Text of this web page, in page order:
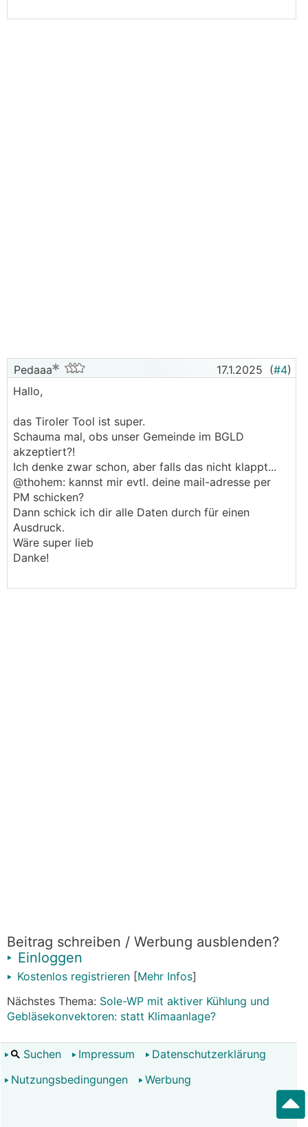
Pedaaa 17.1.2025 (#4)
Hallo,
das Tiroler Tool ist super.
Schauma mal, obs unser Gemeinde im BGLD
akzeptiert?!
Ich denke zwar schon, aber falls das nicht klappt...
@thohem: kannst mir evtl. deine mail-adresse per
PM schicken?
Dann schick ich dir alle Daten durch für einen
Ausdruck.
Wäre super lieb
Danke!
Beitrag schreiben / Werbung ausblenden?
Einloggen
Kostenlos registrieren [Mehr Infos]
Nächstes Thema: Sole-WP mit aktiver Kühlung und
Gebläsekonvektoren: statt Klimaanlage?
Suchen Impressum
Datenschutzerklärung
Nutzungsbedingungen
Werbung